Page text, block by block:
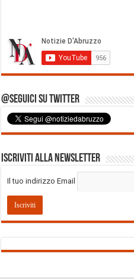
@Seguici su Twitter
Iscriviti alla Newsletter
Il tuo indirizzo Email